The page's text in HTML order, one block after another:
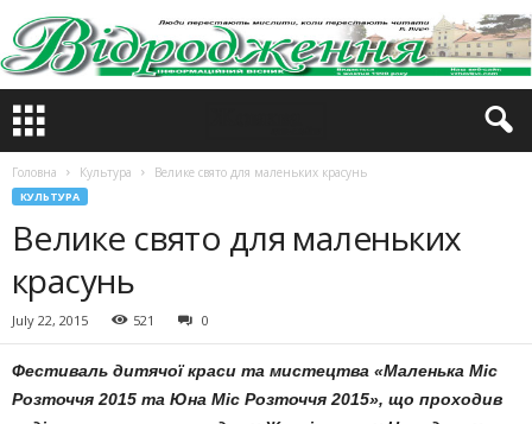
Головна Культура Велике свято для маленьких красунь
КУЛЬТУРА
Велике свято для маленьких
красунь
July 22, 2015 521 0
Фестиваль дитячої краси та мистецтва «Маленька Міс
Розточчя 2015 та Юна Міс Розточчя 2015», що проходив